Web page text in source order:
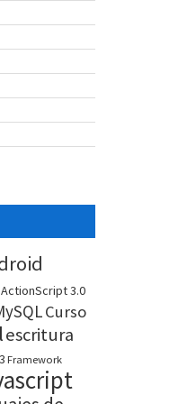
3.0
Curso
escritura
Framework